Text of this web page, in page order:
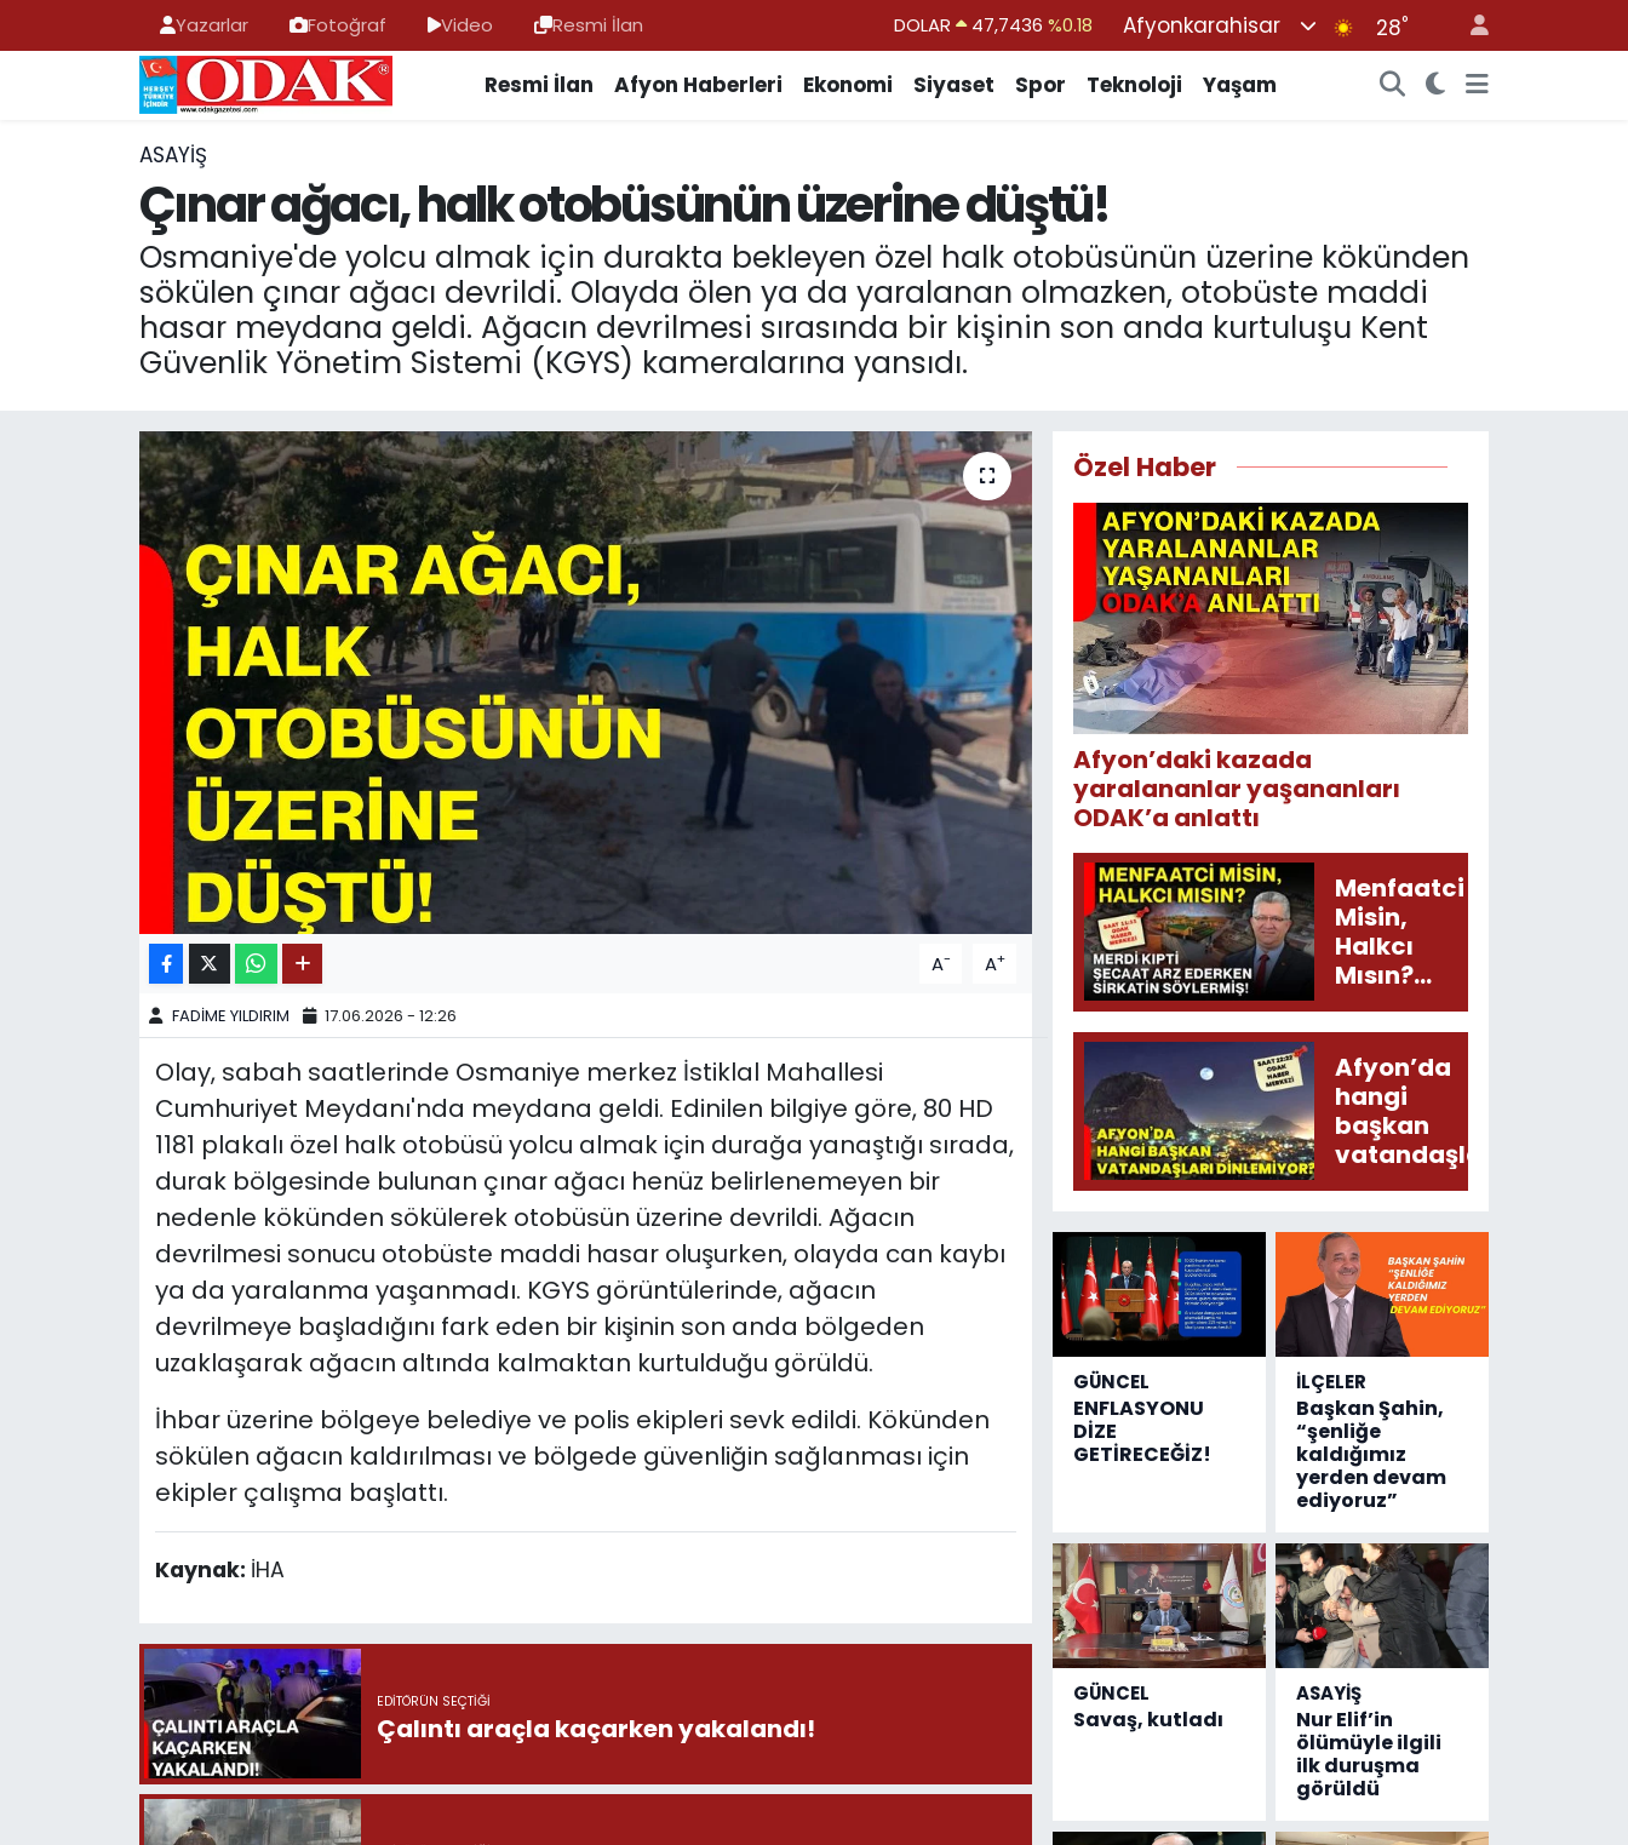
Yazarlar Fotoğraf Video Resmi İlan DOLAR 47,7436 %0.18
BİST100
13.779%-14
BITCOIN
64.944,08%-0.18
Afyonkarahisar 28°
Resmi İlan Afyon Haberleri Ekonomi Siyaset Spor Teknoloji Yaşam
ASAYİŞ
Çınar ağacı, halk otobüsünün üzerine düştü!
Osmaniye'de yolcu almak için durakta bekleyen özel halk otobüsünün üzerine kökünden
sökülen çınar ağacı devrildi. Olayda ölen ya da yaralanan olmazken, otobüste maddi
hasar meydana geldi. Ağacın devrilmesi sırasında bir kişinin son anda kurtuluşu Kent
Güvenlik Yönetim Sistemi (KGYS) kameralarına yansıdı.
A- A+
FADİME YILDIRIM 17.06.2026 - 12:26
Olay, sabah saatlerinde Osmaniye merkez İstiklal Mahallesi
Cumhuriyet Meydanı'nda meydana geldi. Edinilen bilgiye göre, 80 HD
1181 plakalı özel halk otobüsü yolcu almak için durağa yanaştığı sırada,
durak bölgesinde bulunan çınar ağacı henüz belirlenemeyen bir
nedenle kökünden sökülerek otobüsün üzerine devrildi. Ağacın
devrilmesi sonucu otobüste maddi hasar oluşurken, olayda can kaybı
ya da yaralanma yaşanmadı. KGYS görüntülerinde, ağacın
devrilmeye başladığını fark eden bir kişinin son anda bölgeden
uzaklaşarak ağacın altında kalmaktan kurtulduğu görüldü.
İhbar üzerine bölgeye belediye ve polis ekipleri sevk edildi. Kökünden
sökülen ağacın kaldırılması ve bölgede güvenliğin sağlanması için
ekipler çalışma başlattı.
Kaynak: İHA
EDITÖRÜN SEÇTIĞI
Çalıntı araçla kaçarken yakalandı!
Özel Haber
Afyon’daki kazada
yaralananlar yaşananları
ODAK’a anlattı
Menfaatci
Misin,
Halkcı
Mısın?
Merdi
Kıpti
Şecaat
Arz
Ederken
Sirkatin
Söylermiş!
Afyon’da
hangi
başkan
vatandaşları
dinlemiyor?
GÜNCEL
ENFLASYONU
DİZE
GETİRECEĞİZ!
İLÇELER
Başkan Şahin,
“şenliğe
kaldığımız
yerden devam
ediyoruz”
GÜNCEL
Savaş, kutladı
ASAYİŞ
Nur Elif’in
ölümüyle ilgili
ilk duruşma
görüldü
AFYONKARAHİSAR HABERLERİ
Resmi İlan
ASAYİŞ
GÜNCEL
SİYASET
MAGAZİN
SAĞLIK
11:11 MANŞET
Nöbetçi Eczaneler
Hava Durumu
Trafik Durumu
Süper Lig Puan Durumu ve Fikstür
Tüm Manşetler
Haber Arşivi